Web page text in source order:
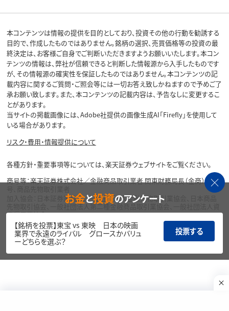
本コンテンツは情報の提供を目的としており、投資その他の行動を勧誘する
目的で、作成したものではありません。銘柄の選択、売買価格等の投資の最
終決定は、お客様ご自身でご判断いただきますようお願いいたします。本コン
テンツの情報は、弊社が信頼できると判断した情報源から入手したものです
が、その情報源の確実性を保証したものではありません。本コンテンツの記
載内容に関するご質問・ご照会等には一切お答え致しかねますので予めご了
承お願い致します。また、本コンテンツの記載内容は、予告なしに変更するこ
とがあります。
当サイトの掲載画像には、Adobe社提供の画像生成AI「Firefly」を使用して
いる場合があります。
リスク・費用・情報提供について
各種方針・重要事項等については、楽天証券ウェブサイトをご覧ください。
商号等：楽天証券株式会社／金融商品取引業者 関東財務局長（金商）第195
加入協会：日本証券業協会、一般社団法人金融先物取引業協会、日本商品
先物取引協会、一般社団法人第二種金融商品取引業協会、一般社団法人資
産運用業協会
Copyright©
1999-2026 Rakuten Securities, Inc. All
お金と投資のアンケート
【銘柄を投票】東宝 vs 東映 日本の映画
業界で永遠のライバル グロースかバリュ
ーどちらを選ぶ？
投票する